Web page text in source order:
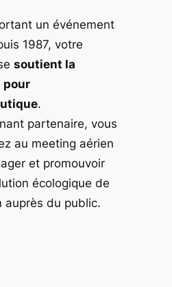
un événement
1987, votre
soutient la
pour
.
partenaire, vous
au meeting aérien
et promouvoir
écologique de
auprès du public.